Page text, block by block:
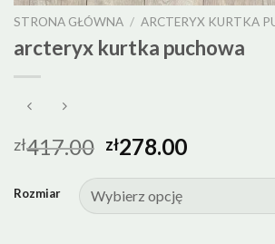
STRONA GŁÓWNA / ARCTERYX KURTKA
arcteryx kurtka puchowa
zł417.00 zł278.00
Rozmiar